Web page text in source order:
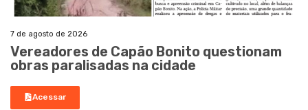
7 de agosto de 2026
Vereadores de Capão Bonito questionam
obras paralisadas na cidade
Acessar